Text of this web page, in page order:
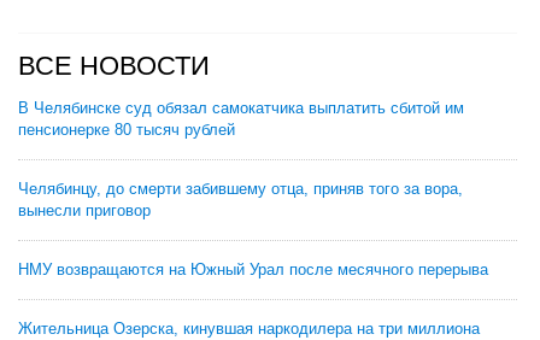
ВСЕ НОВОСТИ
В Челябинске суд обязал самокатчика выплатить сбитой им
пенсионерке 80 тысяч рублей
Челябинцу, до смерти забившему отца, приняв того за вора,
вынесли приговор
НМУ возвращаются на Южный Урал после месячного перерыва
Жительница Озерска, кинувшая наркодилера на три миллиона